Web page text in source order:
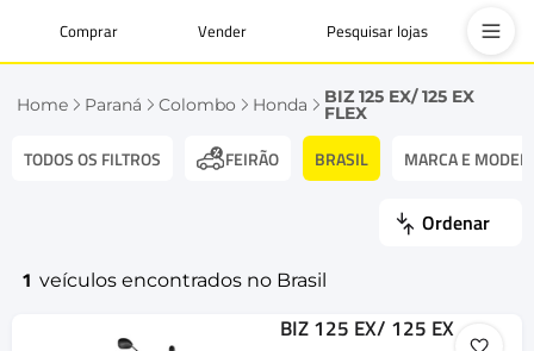
Comprar Vender Pesquisar lojas
Home Paraná Colombo Honda BIZ 125 EX/ 125 EX
FLEX
TODOS OS FILTROS FEIRÃO BRASIL MARCA E
Ordenar
1 veículos encontrados no Brasil